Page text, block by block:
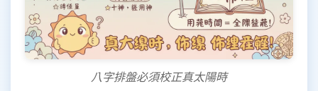
八字排盤必須校正真太陽時